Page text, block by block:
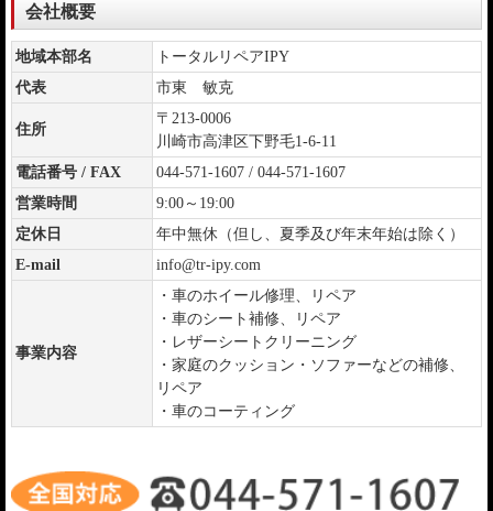
会社概要
地域本部名
トータルリペアIPY
代表
市東 敏克
住所
〒213-0006
川崎市高津区下野毛1-6-11
電話番号 / FAX
044-571-1607 / 044-571-1607
営業時間
9:00～19:00
定休日
年中無休（但し、夏季及び年末年始は除く）
E-mail
info@tr-ipy.com
事業内容
・車のホイール修理、リペア
・車のシート補修、リペア
・レザーシートクリーニング
・家庭のクッション・ソファーなどの補修、
リペア
・車のコーティング